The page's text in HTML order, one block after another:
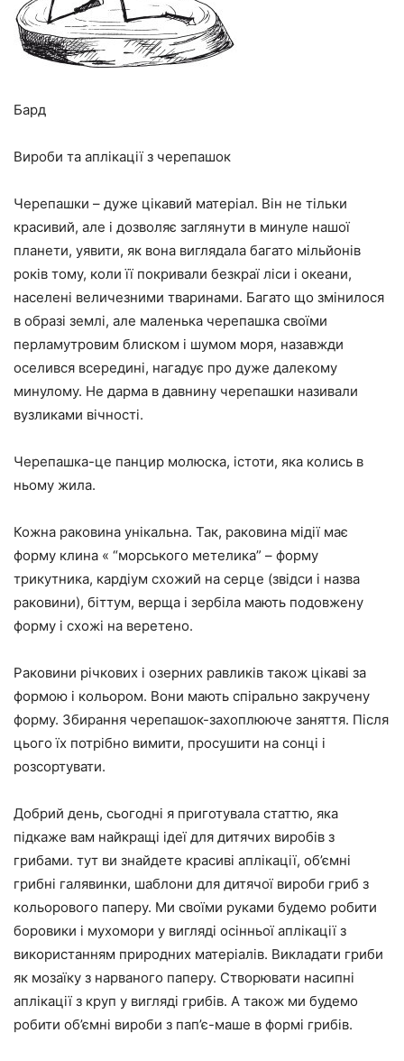
Бард
Вироби та аплікації з черепашок
Черепашки – дуже цікавий матеріал. Він не тільки
красивий, але і дозволяє заглянути в минуле нашої
планети, уявити, як вона виглядала багато мільйонів
років тому, коли її покривали безкраї ліси і океани,
населені величезними тваринами. Багато що змінилося
в образі землі, але маленька черепашка своїми
перламутровим блиском і шумом моря, назавжди
оселився всередині, нагадує про дуже далекому
минулому. Не дарма в давнину черепашки називали
вузликами вічності.
Черепашка-це панцир молюска, істоти, яка колись в
ньому жила.
Кожна раковина унікальна. Так, раковина мідії має
форму клина « “морського метелика” – форму
трикутника, кардіум схожий на серце (звідси і назва
раковини), біттум, верща і зербіла мають подовжену
форму і схожі на веретено.
Раковини річкових і озерних равликів також цікаві за
формою і кольором. Вони мають спірально закручену
форму. Збирання черепашок-захоплююче заняття. Після
цього їх потрібно вимити, просушити на сонці і
розсортувати.
Добрий день, сьогодні я приготувала статтю, яка
підкаже вам найкращі ідеї для дитячих виробів з
грибами. тут ви знайдете красиві аплікації, об’ємні
грибні галявинки, шаблони для дитячої вироби гриб з
кольорового паперу. Ми своїми руками будемо робити
боровики і мухомори у вигляді осінньої аплікації з
використанням природних матеріалів. Викладати гриби
як мозаїку з нарваного паперу. Створювати насипні
аплікації з круп у вигляді грибів. А також ми будемо
робити об’ємні вироби з пап’є-маше в формі грибів.